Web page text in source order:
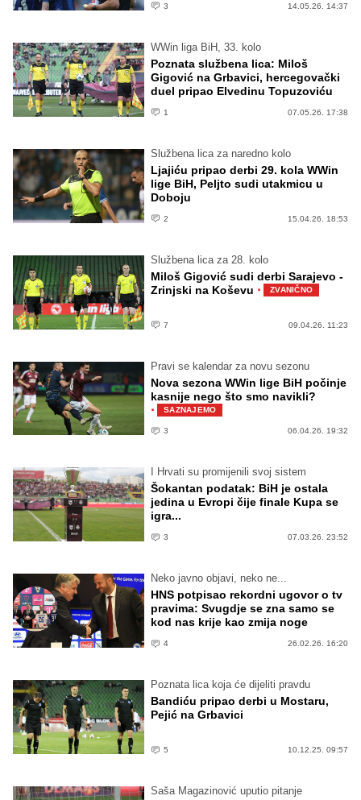
3 14.05.26. 14:37
WWin liga BiH, 33. kolo
Poznata službena lica: Miloš
Gigović na Grbavici, hercegovački
duel pripao Elvedinu Topuzoviću
1 07.05.26. 17:38
Službena lica za naredno kolo
Ljajiću pripao derbi 29. kola WWin
lige BiH, Peljto sudi utakmicu u
Doboju
2 15.04.26. 18:53
Službena lica za 28. kolo
Miloš Gigović sudi derbi Sarajevo -
Zrinjski na Koševu · ZVANIČNO
7 09.04.26. 11:23
Pravi se kalendar za novu sezonu
Nova sezona WWin lige BiH počinje
kasnije nego što smo navikli?
· SAZNAJEMO
3 06.04.26. 19:32
I Hrvati su promijenili svoj sistem
Šokantan podatak: BiH je ostala
jedina u Evropi čije finale Kupa se
igra...
3 07.03.26. 23:52
Neko javno objavi, neko ne...
HNS potpisao rekordni ugovor o tv
pravima: Svugdje se zna samo se
kod nas krije kao zmija noge
4 26.02.26. 16:20
Poznata lica koja će dijeliti pravdu
Bandiću pripao derbi u Mostaru,
Pejić na Grbavici
5 10.12.25. 09:57
Saša Magazinović uputio pitanje